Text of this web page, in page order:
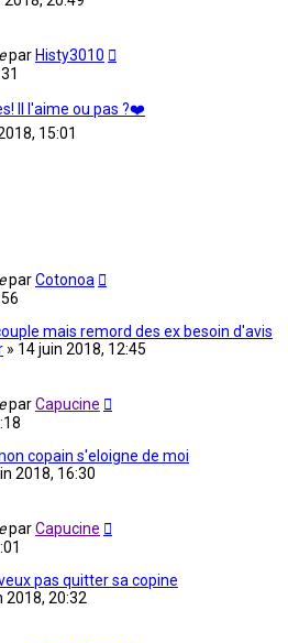
par Histy3010
Il l'aime ou pas ?❤️
15:01
parCotonoa
mais remord des ex besoin d'avis
» 14 juin 2018, 12:45
parCapucine
copain s'eloigne de moi
2018, 16:30
parCapucine
pas quitter sa copine
2018, 20:32